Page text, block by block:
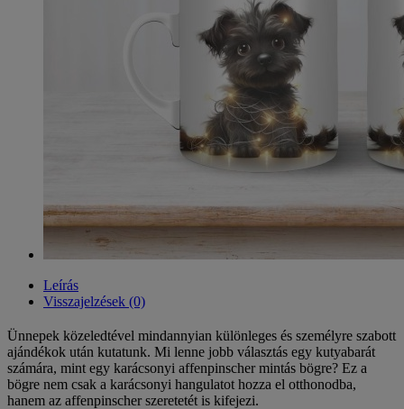
Leírás
Visszajelzések (0)
Ünnepek közeledtével mindannyian különleges és személyre szabott
ajándékok után kutatunk. Mi lenne jobb választás egy kutyabarát
számára, mint egy karácsonyi affenpinscher mintás bögre? Ez a
bögre nem csak a karácsonyi hangulatot hozza el otthonodba,
hanem az affenpinscher szeretetét is kifejezi.